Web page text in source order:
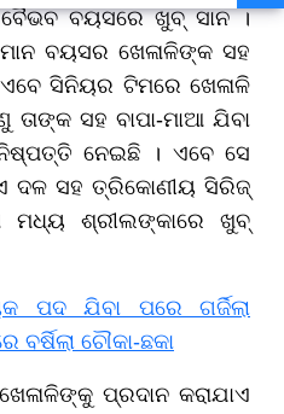
ବୟସରେ ଖୁବ୍ ସାନ ।
ବୟସର ଖେଳାଳିଙ୍କ ସହ
ସିନିୟର ଟିମରେ ଖେଳାଳି
ସହ ବାପା-ମାଆ ଯିବା
ନେଇଛି । ଏବେ ସେ
ଦଳ ସହ ତ୍ରିକୋଣୀୟ ସିରିଜ୍
ମଧ୍ୟ ଶ୍ରୀଲଙ୍କାରେ ଖୁବ୍
ପଦ ଯିବା ପରେ ଗର୍ଜିଲା
ବର୍ଷିଲା ଚୌକା-ଛକା
ପ୍ରଦାନ କରାଯାଏ